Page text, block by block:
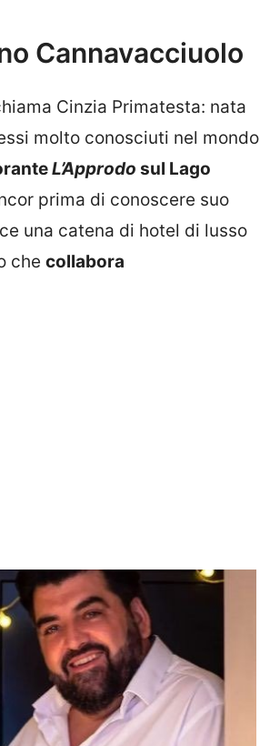
Cannavacciuolo
Cinzia Primatesta: nata
molto conosciuti nel mondo
L’Approdo sul Lago
prima di conoscere suo
una catena di hotel di lusso
che collabora